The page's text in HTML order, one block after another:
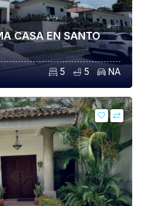
CASA EN SANTO
5 5 NA